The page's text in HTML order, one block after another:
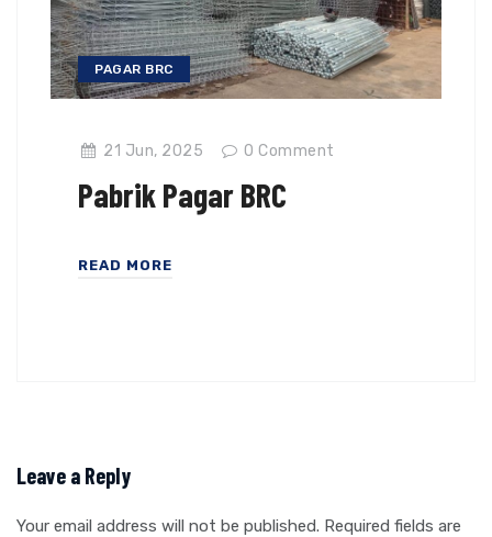
PAGAR BRC
21 Jun, 2025 0 Comment
Pabrik Pagar BRC
READ MORE
Leave a Reply
Your email address will not be published. Required fields are